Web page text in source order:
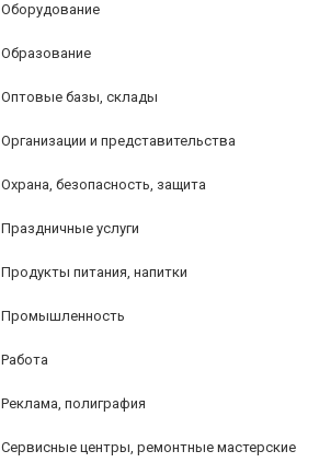
Оборудование
Образование
Оптовые базы, склады
Организации и представительства
Охрана, безопасность, защита
Праздничные услуги
Продукты питания, напитки
Промышленность
Работа
Реклама, полиграфия
Сервисные центры, ремонтные мастерские